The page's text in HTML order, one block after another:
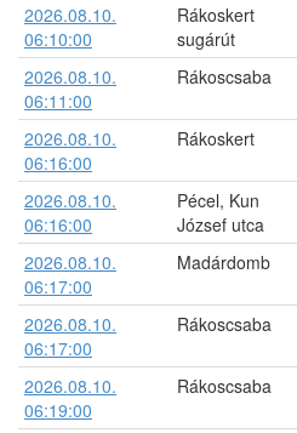
2026.08.10.
06:10:00
Rákoskert
sugárút
2026.08.10.
06:11:00
Rákoscsaba
2026.08.10.
06:16:00
Rákoskert
2026.08.10.
06:16:00
Pécel, Kun
József utca
2026.08.10.
06:17:00
Madárdomb
2026.08.10.
06:17:00
Rákoscsaba
2026.08.10.
06:19:00
Rákoscsaba